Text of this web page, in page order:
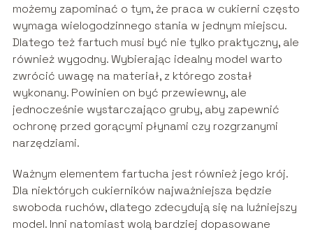
możemy zapominać o tym, że praca w cukierni często
wymaga wielogodzinnego stania w jednym miejscu.
Dlatego też fartuch musi być nie tylko praktyczny, ale
również wygodny. Wybierając idealny model warto
zwrócić uwagę na materiał, z którego został
wykonany. Powinien on być przewiewny, ale
jednocześnie wystarczająco gruby, aby zapewnić
ochronę przed gorącymi płynami czy rozgrzanymi
narzędziami.
Ważnym elementem fartucha jest również jego krój.
Dla niektórych cukierników najważniejsza będzie
swoboda ruchów, dlatego zdecydują się na luźniejszy
model. Inni natomiast wolą bardziej dopasowane